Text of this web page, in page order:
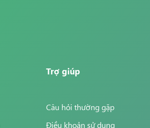
Trợ giúp
Câu hỏi thường gặp
Điều khoản sử dụng